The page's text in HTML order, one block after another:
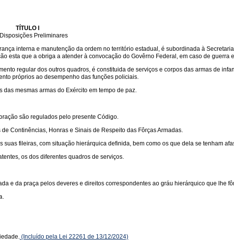
TÍTULO I
Preliminares
interna e manutenção da ordem no território estadual, é subordinada à
esta que a obriga a atender à convocação do Govêrno Federal, em caso de guerra
regular dos outros quadros, é constituida de serviços e corpos das armas de
próprios ao desempenho das funções policiais.
mesmas armas do Exército em tempo de paz.
são regulados pelo presente Código.
Continências, Honras e Sinais de Respeito das Fôrças Armadas.
fileiras, com situação hierárquica definida, bem como os que dela se tenham
os dos diferentes quadros de serviços.
e da praça pelos deveres e direitos correspondentes ao gráu hierárquico que lhe
(Incluído pela Lei 22261 de 13/12/2024)